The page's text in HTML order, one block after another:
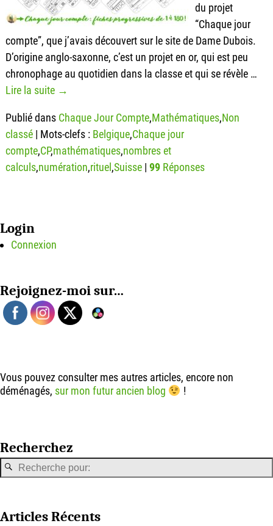
du projet
“Chaque jour
compte”, que j’avais découvert sur le site de Dame Dubois.
D’origine anglo-saxonne, c’est un projet en or, qui est peu
chronophage au quotidien dans la classe et qui se révèle …
Lire la suite →
Publié dans Chaque Jour Compte,Mathématiques,Non
classé| Mots-clefs : Belgique,Chaque jour
compte,CP,mathématiques,nombres et
calculs,numération,rituel,Suisse| 99Réponses
Login
Connexion
Rejoignez-moi sur…
Vous pouvez consulter mes autres articles, encore non
déménagés, sur mon futur ancien blog !
Recherchez
Articles Récents